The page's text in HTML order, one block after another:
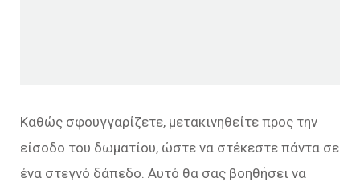
Καθώς σφουγγαρίζετε, μετακινηθείτε προς την
είσοδο του δωματίου, ώστε να στέκεστε πάντα σε
ένα στεγνό δάπεδο. Αυτό θα σας βοηθήσει να